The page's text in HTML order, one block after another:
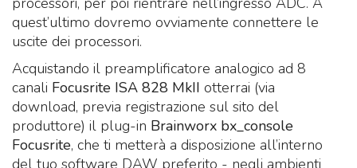
quest’ultimo dovremo ovviamente connettere le
uscite dei processori.
Acquistando il preamplificatore analogico ad 8
canali Focusrite ISA 828 MkII otterrai (via
download, previa registrazione sul sito del
produttore) il plug-in Brainworx bx_console
Focusrite, che ti metterà a disposizione all’interno
del tuo software DAW preferito - negli ambienti